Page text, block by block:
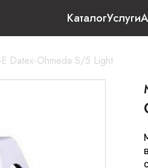
КаталогУслуги
Datex-Ohmeda S/5 Light